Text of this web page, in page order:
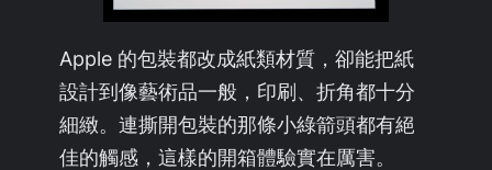
Apple 的包裝都改成紙類材質，卻能把紙
設計到像藝術品一般，印刷、折角都十分
細緻。連撕開包裝的那條小綠箭頭都有絕
佳的觸感，這樣的開箱體驗實在厲害。